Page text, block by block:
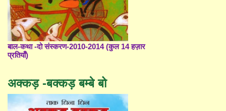
बाल-कथा -दो संस्करण-2010-2014 (कुल 14 हज़ार
प्रतियाँ)
अक्कड़ -बक्कड़ बम्बे बो